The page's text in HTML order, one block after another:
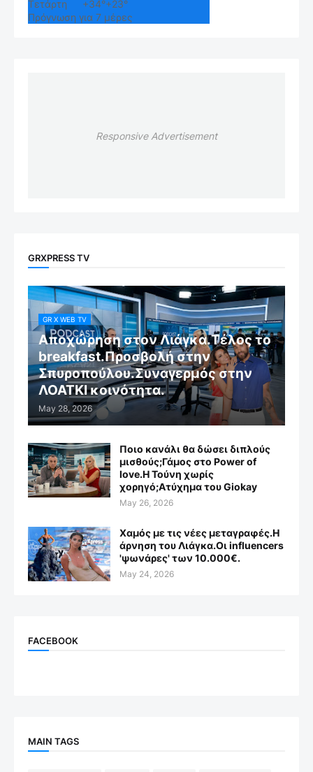
Τετάρτη +34°+23°
Πρόγνωση για 7 μέρες
Responsive Advertisement
GRXPRESS TV
GR X WEB TV
Αποχώρηση στον Λιάγκα.Τέλος το
breakfast.Προσβολή στην
Σπυροπούλου.Συναγερμός στην
ΛΟΑΤΚΙ κοινότητα.
May 28, 2026
Ποιο κανάλι θα δώσει διπλούς
μισθούς;Γάμος στο Power of
love.Η Τούνη χωρίς
χορηγό;Aτύχημα του Giokay
May 26, 2026
Χαμός με τις νέες μεταγραφές.Η
άρνηση του Λιάγκα.Οι influencers
'ψωνάρες' των 10.000€.
May 24, 2026
FACEBOOK
MAIN TAGS